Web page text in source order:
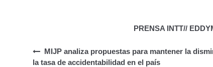
PRENSA INTT//
MIJP analiza propuestas para mantener la
la tasa de accidentabilidad en el país